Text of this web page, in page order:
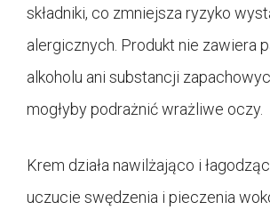
składniki, co zmniejsza ryzyko
alergicznych. Produkt nie zawiera
alkoholu ani substancji
mogłyby podrażnić wrażliwe oczy.
Krem działa nawilżająco i
uczucie swędzenia i pieczenia